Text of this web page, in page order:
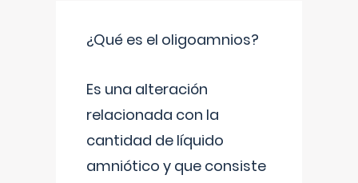
¿Qué es el oligoamnios?
Es una alteración
relacionada con la
cantidad de líquido
amniótico y que consiste